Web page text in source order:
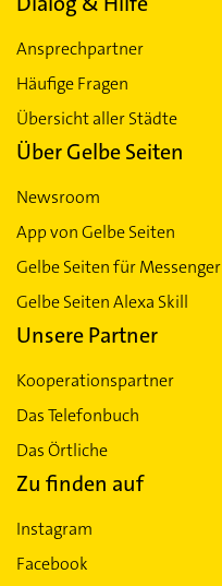
Ansprechpartner
Häufige Fragen
Übersicht aller Städte
Über Gelbe Seiten
Newsroom
App von Gelbe Seiten
Gelbe Seiten für Messenger
Gelbe Seiten Alexa Skill
Unsere Partner
Kooperationspartner
Das Telefonbuch
Das Örtliche
Zu finden auf
Instagram
Facebook